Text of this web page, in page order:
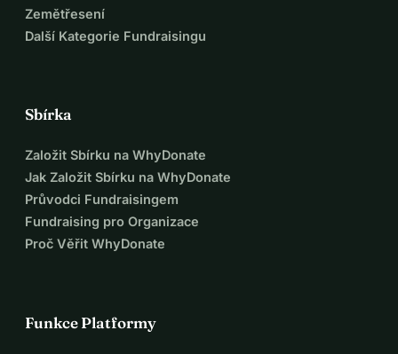
Zemětřesení
Další Kategorie Fundraisingu
Sbírka
Založit Sbírku na WhyDonate
Jak Založit Sbírku na WhyDonate
Průvodci Fundraisingem
Fundraising pro Organizace
Proč Věřit WhyDonate
Funkce Platformy